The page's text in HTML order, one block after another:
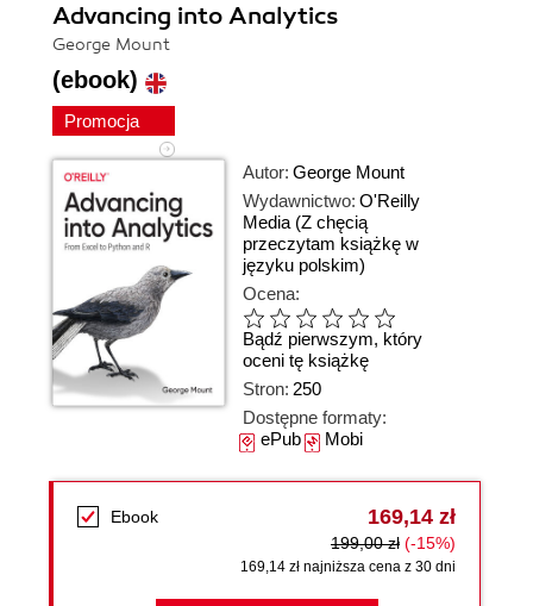
Advancing into Analytics
George Mount
(ebook)
Promocja
Autor: George Mount
Wydawnictwo: O'Reilly
Media (Z chęcią
przeczytam książkę w
języku polskim)
Ocena:
Bądź pierwszym, który
oceni tę książkę
Stron: 250
Dostępne formaty:
ePubMobi
Ebook 169,14 zł
199,00 zł (-15%)
169,14 zł najniższa cena z 30 dni